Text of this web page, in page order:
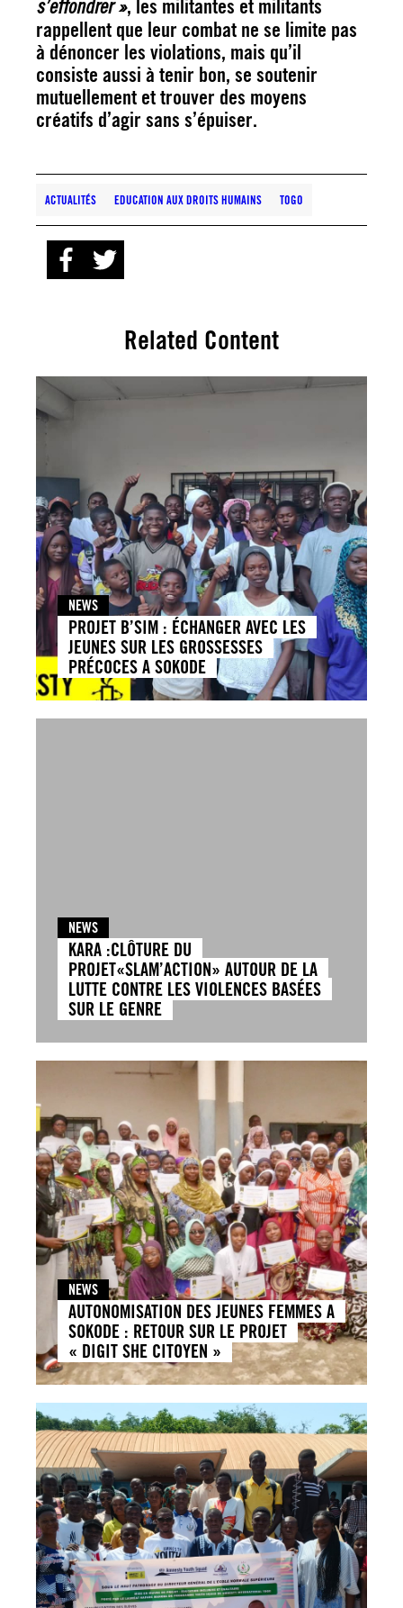
s’effondrer », les militantes et militants
rappellent que leur combat ne se limite pas
à dénoncer les violations, mais qu’il
consiste aussi à tenir bon, se soutenir
mutuellement et trouver des moyens
créatifs d’agir sans s’épuiser.
ACTUALITÉS EDUCATION AUX DROITS HUMAINS TOGO
Related Content
NEWS
PROJET B’SIM : ÉCHANGER AVEC LES
JEUNES SUR LES GROSSESSES
PRÉCOCES A SOKODE
NEWS
KARA :CLÔTURE DU
PROJET«SLAM’ACTION» AUTOUR DE LA
LUTTE CONTRE LES VIOLENCES BASÉES
SUR LE GENRE
NEWS
AUTONOMISATION DES JEUNES FEMMES A
SOKODE : RETOUR SUR LE PROJET
« DIGIT SHE CITOYEN »